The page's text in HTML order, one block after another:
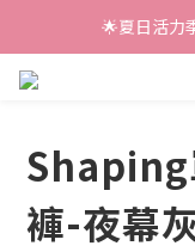
🌟夏日活力
Shaping
褲-夜幕